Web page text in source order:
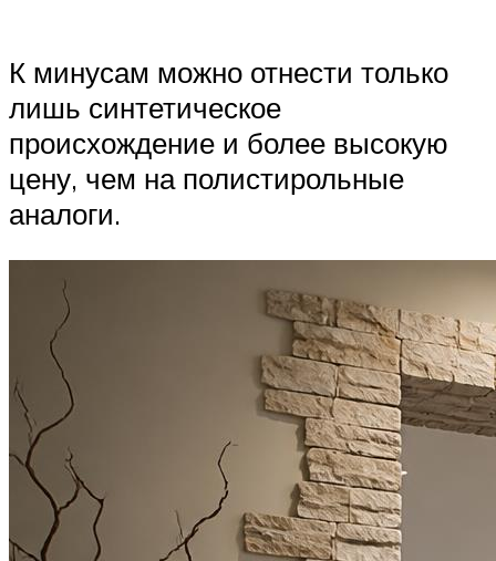
К минусам можно отнести только
лишь синтетическое
происхождение и более высокую
цену, чем на полистирольные
аналоги.